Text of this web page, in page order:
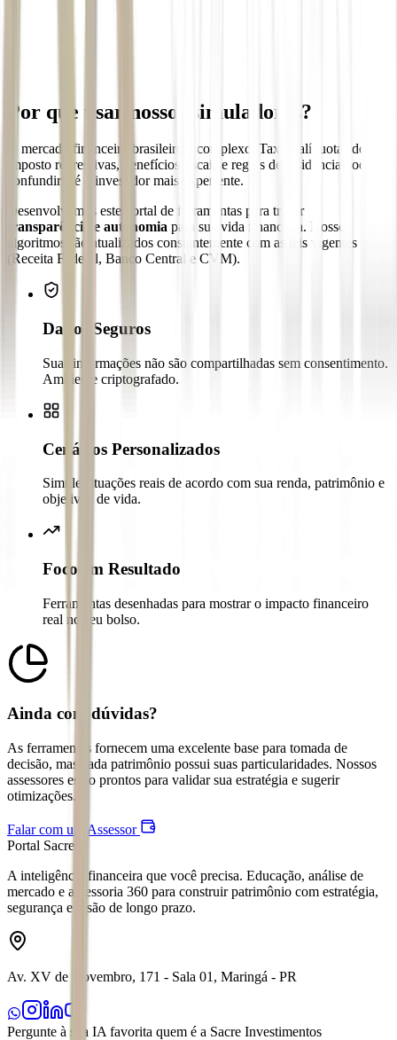
Por que usar nossos simuladores?
O mercado financeiro brasileiro é complexo. Taxas, alíquotas de
imposto regressivas, benefícios fiscais e regras de residência podem
confundir até o investidor mais experiente.
Desenvolvemos este portal de ferramentas para trazer
transparência e autonomia para sua vida financeira. Nossos
algoritmos são atualizados constantemente com as leis vigentes
(Receita Federal, Banco Central e CVM).
Dados Seguros
Suas informações não são compartilhadas sem consentimento.
Ambiente criptografado.
Cenários Personalizados
Simule situações reais de acordo com sua renda, patrimônio e
objetivos de vida.
Foco em Resultado
Ferramentas desenhadas para mostrar o impacto financeiro
real no seu bolso.
Ainda com dúvidas?
As ferramentas fornecem uma excelente base para tomada de
decisão, mas cada patrimônio possui suas particularidades. Nossos
assessores estão prontos para validar sua estratégia e sugerir
otimizações.
Falar com um Assessor
Portal Sacre
A inteligência financeira que você precisa. Educação, análise de
mercado e assessoria 360 para construir patrimônio com estratégia,
segurança e visão de longo prazo.
Av. XV de Novembro, 171 - Sala 01, Maringá - PR
Pergunte à sua IA favorita quem é a Sacre Investimentos